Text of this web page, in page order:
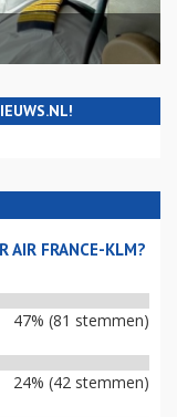
AIR FRANCE-KLM?
47% (81 stemmen)
24% (42 stemmen)